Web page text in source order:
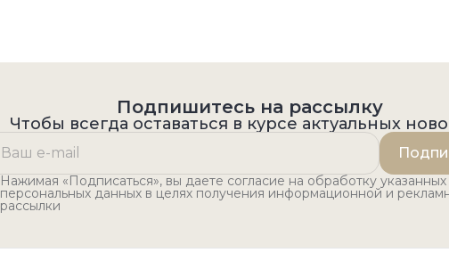
Подпишитесь на рассылку
Чтобы всегда оставаться в курсе актуальных
Нажимая «Подписаться», вы даете согласие на обработку указанных
персональных данных в целях получения информационной и
рассылки